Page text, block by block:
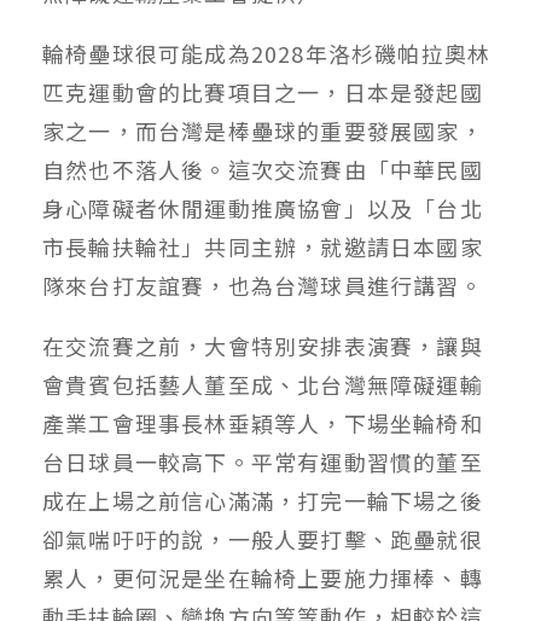
輪椅壘球很可能成為2028年洛杉磯帕拉奧林
匹克運動會的比賽項目之一，日本是發起國
家之一，而台灣是棒壘球的重要發展國家，
自然也不落人後。這次交流賽由「中華民國
身心障礙者休閒運動推廣協會」以及「台北
市長輪扶輪社」共同主辦，就邀請日本國家
隊來台打友誼賽，也為台灣球員進行講習。
在交流賽之前，大會特別安排表演賽，讓與
會貴賓包括藝人董至成、北台灣無障礙運輸
產業工會理事長林垂穎等人，下場坐輪椅和
台日球員一較高下。平常有運動習慣的董至
成在上場之前信心滿滿，打完一輪下場之後
卻氣喘吁吁的說，一般人要打擊、跑壘就很
累人，更何況是坐在輪椅上要施力揮棒、轉